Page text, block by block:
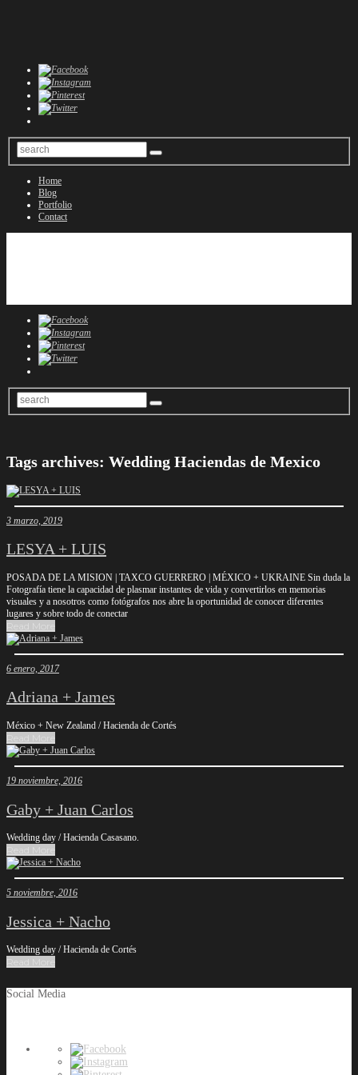
Home
Blog
Portfolio
Contact
Tags archives: Wedding Haciendas de Mexico
3 marzo, 2019
LESYA + LUIS
POSADA DE LA MISION | TAXCO GUERRERO | MÉXICO + UKRAINE Sin duda la
Fotografía tiene la capacidad de plasmar instantes de vida y convertirlos en memorias
visuales y a nosotros como fotógrafos nos abre la oportunidad de conocer diferentes
lugares y sobre todo de conectar
6 enero, 2017
Adriana + James
México + New Zealand / Hacienda de Cortés
19 noviembre, 2016
Gaby + Juan Carlos
Wedding day / Hacienda Casasano.
5 noviembre, 2016
Jessica + Nacho
Wedding day / Hacienda de Cortés
Social Media